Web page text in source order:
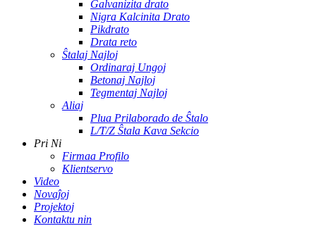
Galvanizita drato
Nigra Kalcinita Drato
Pikdrato
Drata reto
Ŝtalaj Najloj
Ordinaraj Ungoj
Betonaj Najloj
Tegmentaj Najloj
Aliaj
Plua Prilaborado de Ŝtalo
L/T/Z Ŝtala Kava Sekcio
Pri Ni
Firmaa Profilo
Klientservo
Video
Novaĵoj
Projektoj
Kontaktu nin